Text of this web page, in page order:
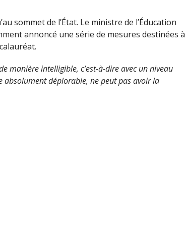
sommet de l’État. Le ministre de l’Éducation
annoncé une série de mesures destinées à
manière intelligible, c’est-à-dire avec un niveau
absolument déplorable, ne peut pas avoir la